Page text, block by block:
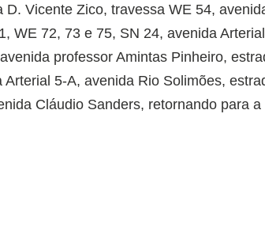
D. Vicente Zico, travessa WE 54,
WE 72, 73 e 75, SN 24, avenida
professor Amintas Pinheiro,
Arterial 5-A, avenida Rio Solimões,
Cláudio Sanders, retornando para a